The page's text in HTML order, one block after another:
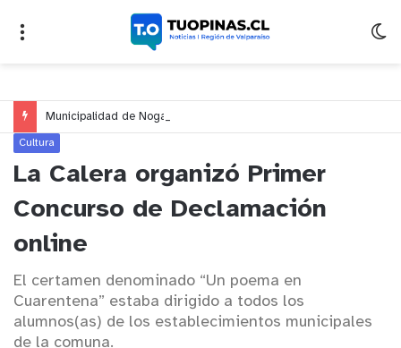
Cultura
La Calera organizó Primer
Concurso de Declamación
online
El certamen denominado “Un poema en
Cuarentena” estaba dirigido a todos los
alumnos(as) de los establecimientos municipales
de la comuna.